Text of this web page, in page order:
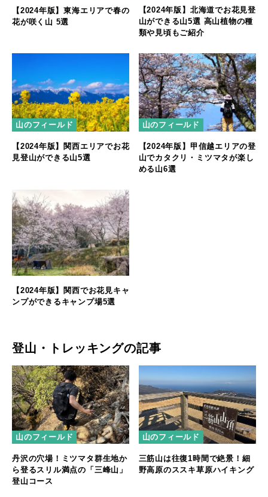
【2024年版】東海エリアで春の
花が咲く山 5選
【2024年版】北海道でお花見登
山ができる山5選 高山植物の種
類や見頃もご紹介
山のフィールド
【2024年版】関西エリアでお花
見登山ができる山5選
山のフィールド
【2024年版】甲信越エリアの登
山でカタクリ・ミツマタが楽し
める山6選
【2024年版】関西でお花見キャ
ンプができるキャンプ場5選
登山・トレッキングの記事
山のフィールド
丹沢の穴場！ミツマタ群生地か
ら登るスリル満点の「三峰山」
登山コース
山のフィールド
三筋山は往復1時間で絶景！細
野高原のススキ草原ハイキング